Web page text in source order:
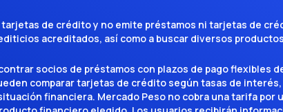
de crédito y no emite préstamos ni tarjetas de
acreditados, así como a buscar diversos
socios de préstamos con plazos de pago flexibles
comparar tarjetas de crédito según tasas de
financiera. Mercado Peso no cobra una tarifa